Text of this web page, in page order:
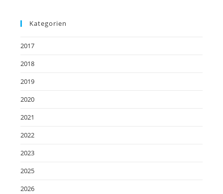
Kategorien
2017
2018
2019
2020
2021
2022
2023
2025
2026